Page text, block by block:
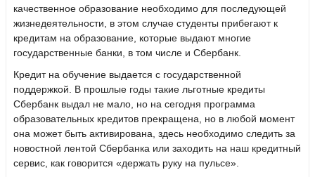
качественное образование необходимо для последующей
жизнедеятельности, в этом случае студенты прибегают к
кредитам на образование, которые выдают многие
государственные банки, в том числе и Сбербанк.
Кредит на обучение выдается с государственной
поддержкой. В прошлые годы такие льготные кредиты
Сбербанк выдал не мало, но на сегодня программа
образовательных кредитов прекращена, но в любой момент
она может быть активирована, здесь необходимо следить за
новостной лентой Сбербанка или заходить на наш кредитный
сервис, как говорится «держать руку на пульсе».